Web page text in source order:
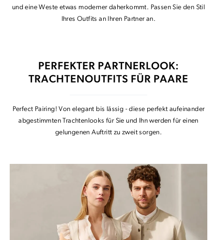
und eine Weste etwas moderner daherkommt. Passen Sie den Stil
Ihres Outfits an Ihren Partner an.
PERFEKTER PARTNERLOOK:
TRACHTENOUTFITS FÜR PAARE
Perfect Pairing! Von elegant bis lässig - diese perfekt aufeinander
abgestimmten Trachtenlooks für Sie und Ihn werden für einen
gelungenen Auftritt zu zweit sorgen.